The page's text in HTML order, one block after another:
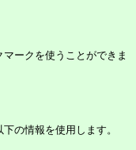
ークを使うことができま
の情報を使用します。